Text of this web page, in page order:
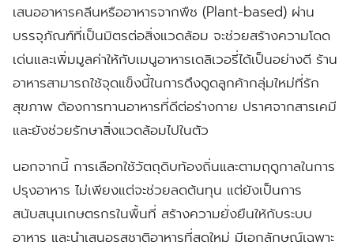
เสนออาหารคลีนหรืออาหารจากพืช (Plant-based) ผ่าน
บรรจุภัณฑ์ที่เป็นมิตรต่อสิ่งแวดล้อม จะช่วยสร้างความโดด
เด่นและเพิ่มมูลค่าให้กับเมนูอาหารเดลิเวอรี่ได้เป็นอย่างดี ร้าน
อาหารสามารถใช้จุดแข็งนี้ในการดึงดูดลูกค้ากลุ่มใหม่ที่รัก
สุขภาพ ต้องการทานอาหารที่ดีต่อร่างกาย ปราศจากสารเคมี
และยังช่วยรักษาสิ่งแวดล้อมไปในตัว
นอกจากนี้ การเลือกใช้วัตถุดิบท้องถิ่นและตามฤดูกาลในการ
ปรุงอาหาร ไม่เพียงแต่จะช่วยลดต้นทุน แต่ยังเป็นการ
สนับสนุนเกษตรกรในพื้นที่ สร้างความยั่งยืนให้กับระบบ
อาหาร และนำเสนอรสชาติอาหารที่สดใหม่ มีเอกลักษณ์เฉพาะ